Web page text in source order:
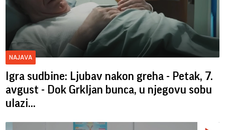
NAJAVA
Igra sudbine: Ljubav nakon greha - Petak, 7.
avgust - Dok Grkljan bunca, u njegovu sobu
ulazi...